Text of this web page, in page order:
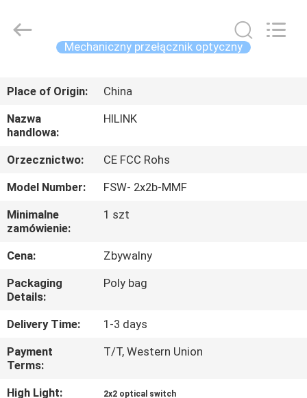
DOMU
PRODUKTY
O
NAS
WYCIECZKA
PO
FABRYCE
KONTROLA
JAKOŚCI
Technology
Co.,Ltd..
Mechaniczny przełącznik optyczny
Place of Origin:
China
Nazwa
handlowa:
HILINK
Orzecznictwo:
CE FCC Rohs
Model Number:
FSW- 2x2b-MMF
Minimalne
zamówienie:
1 szt
Cena:
Zbywalny
Packaging
Details:
Poly bag
Delivery Time:
1-3 days
Payment
Terms:
T/T, Western Union
High Light: 2x2 optical switch